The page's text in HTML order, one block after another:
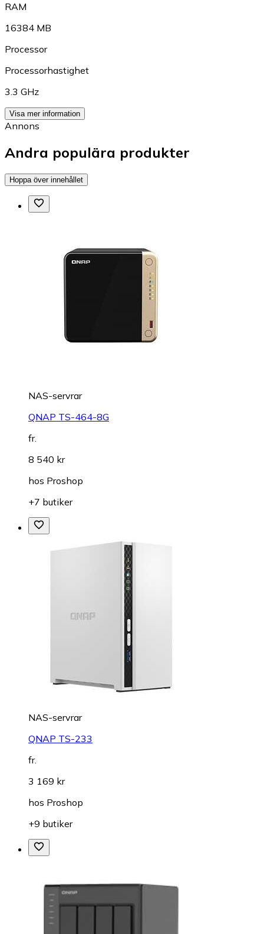
RAM
16384 MB
Processor
Processorhastighet
3.3 GHz
Visa mer information
Annons
Andra populära produkter
Hoppa över innehållet
NAS-servrar
QNAP TS-464-8G
fr.
8 540 kr
hos Proshop
+7 butiker
NAS-servrar
QNAP TS-233
fr.
3 169 kr
hos Proshop
+9 butiker